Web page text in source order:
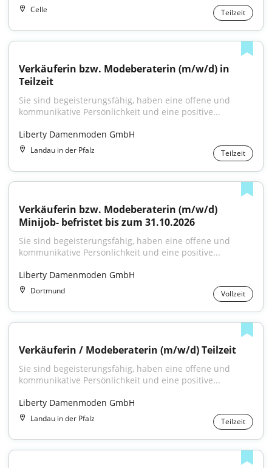
Celle Teilzeit
Verkäuferin bzw. Modeberaterin (m/w/d) in
Teilzeit
Sie sind begeisterungsfähig, haben eine offene und
kommunikative Persönlichkeit und eine positive...
Liberty Damenmoden GmbH
Landau in der Pfalz Teilzeit
Verkäuferin bzw. Modeberaterin (m/w/d)
Minijob- befristet bis zum 31.10.2026
Sie sind begeisterungsfähig, haben eine offene und
kommunikative Persönlichkeit und eine positive...
Liberty Damenmoden GmbH
Dortmund Vollzeit
Verkäuferin / Modeberaterin (m/w/d) Teilzeit
Sie sind begeisterungsfähig, haben eine offene und
kommunikative Persönlichkeit und eine positive...
Liberty Damenmoden GmbH
Landau in der Pfalz Teilzeit